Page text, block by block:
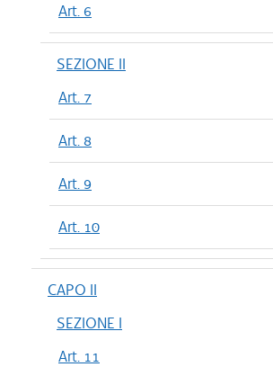
Art. 6
SEZIONE II
Art. 7
Art. 8
Art. 9
Art. 10
CAPO II
SEZIONE I
Art. 11